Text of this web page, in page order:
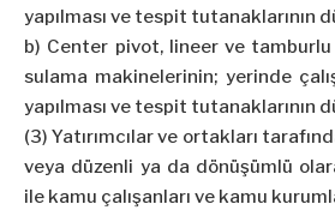
yapılması ve tespit tutanaklarının
b) Center pivot, lineer ve
sulama makinelerinin; yerinde
yapılması ve tespit tutanaklarının
(3) Yatırımcılar ve ortakları
veya düzenli ya da dönüşümlü
ile kamu çalışanları ve kamu